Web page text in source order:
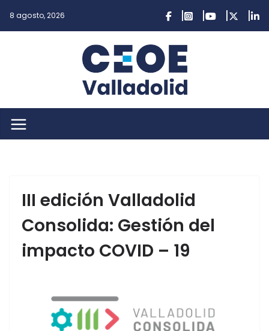
8 agosto, 2026
III edición Valladolid
Consolida: Gestión del
impacto COVID – 19